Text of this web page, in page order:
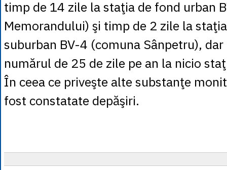
timp de 14 zile la staţia de fond urban
Memorandului) şi timp de 2 zile la
suburban BV-4 (comuna Sânpetru),
numărul de 25 de zile pe an la nicio
În ceea ce priveşte alte substanţe
fost constatate depăşiri.